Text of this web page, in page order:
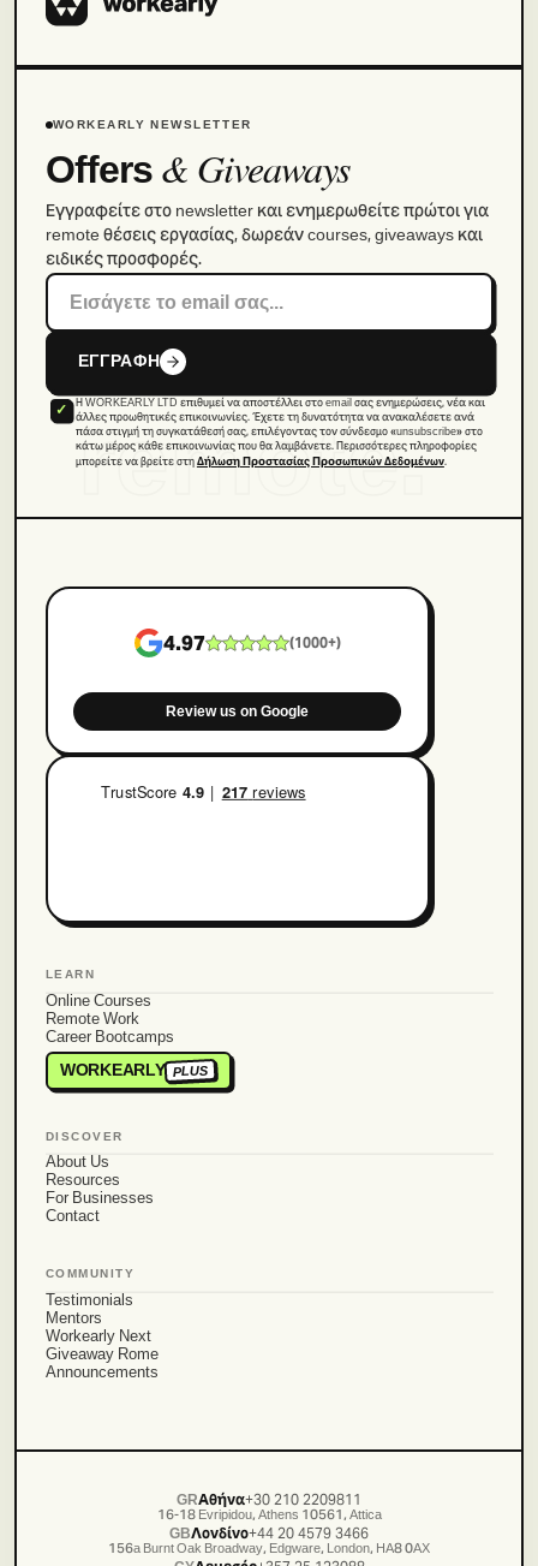
remote.
WORKEARLY NEWSLETTER
Offers& Giveaways
Εγγραφείτε στο newsletter και ενημερωθείτε πρώτοι για
remote θέσεις εργασίας, δωρεάν courses, giveaways και
ειδικές προσφορές.
ΕΓΓΡΑΦΗ
Η WORKEARLY LTD επιθυμεί να αποστέλλει στο email σας ενημερώσεις, νέα και
άλλες προωθητικές επικοινωνίες. Έχετε τη δυνατότητα να ανακαλέσετε ανά
πάσα στιγμή τη συγκατάθεσή σας, επιλέγοντας τον σύνδεσμο «unsubscribe» στο
κάτω μέρος κάθε επικοινωνίας που θα λαμβάνετε. Περισσότερες πληροφορίες
μπορείτε να βρείτε στηΔήλωση Προστασίας Προσωπικών Δεδομένων.
4.97 (1000+)
Review us on Google
LEARN
Online Courses
Remote Work
Career Bootcamps
WORKEARLY PLUS
DISCOVER
About Us
Resources
For Businesses
Contact
COMMUNITY
Testimonials
Mentors
Workearly Next
Giveaway Rome
Announcements
GRΑθήνα+30 210 2209811
16-18 Evripidou, Athens 10561, Attica
GBΛονδίνο+44 20 4579 3466
156a Burnt Oak Broadway, Edgware, London, HA8 0AX